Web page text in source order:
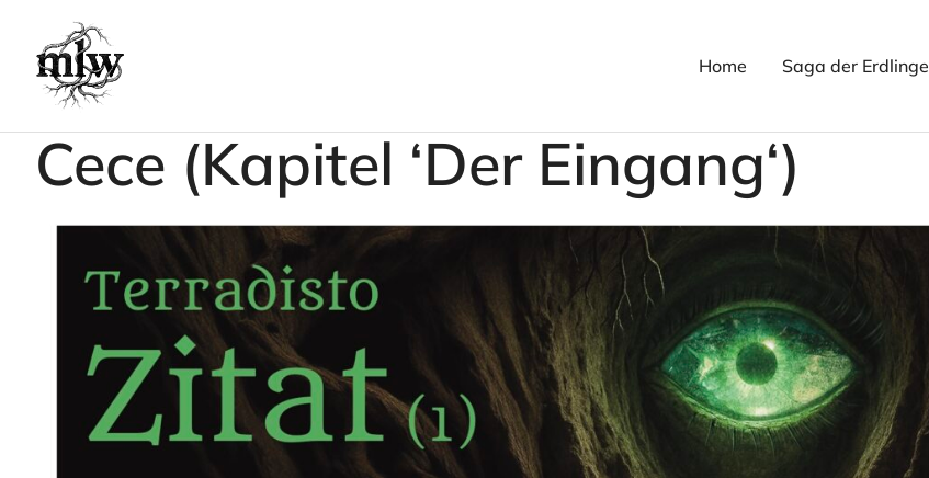
Home Saga der Erdlinge
Cece (Kapitel ‘Der Eingang‘)